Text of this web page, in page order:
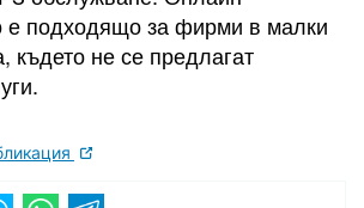
е подходящо за фирми в малки
където не се предлагат